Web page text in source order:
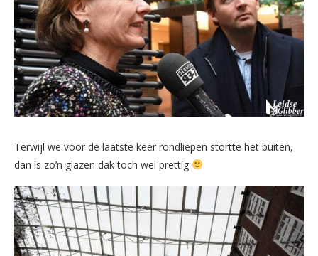
Terwijl we voor de laatste keer rondliepen stortte het buiten,
dan is zo’n glazen dak toch wel prettig